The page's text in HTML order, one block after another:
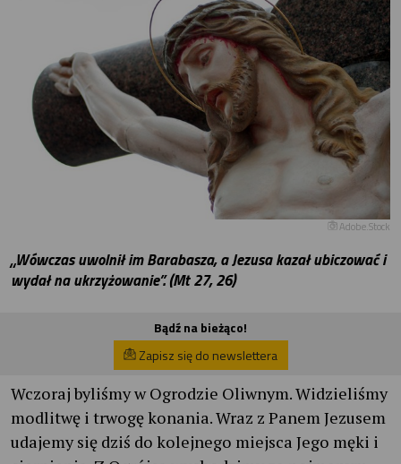
Adobe.Stock
„Wówczas uwolnił im Barabasza, a Jezusa kazał ubiczować i
wydał na ukrzyżowanie”. (Mt 27, 26)
Bądź na bieżąco!
Zapisz się do newslettera
Wczoraj byliśmy w Ogrodzie Oliwnym. Widzieliśmy
modlitwę i trwogę konania. Wraz z Panem Jezusem
udajemy się dziś do kolejnego miejsca Jego męki i